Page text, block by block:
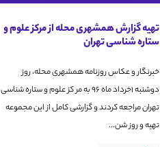
تهیه گزارش همشهری محله از مرکز علوم و
ستاره شناسی تهران
خبرنگار و عکاس روزنامه همشهری محله، روز
دوشنبه 1خرداد ماه 96 به مر کز علوم و ستاره شناسی
تهران مراجعه کردند و گزارشی کامل از این مجموعه
تهیه و روز شن...